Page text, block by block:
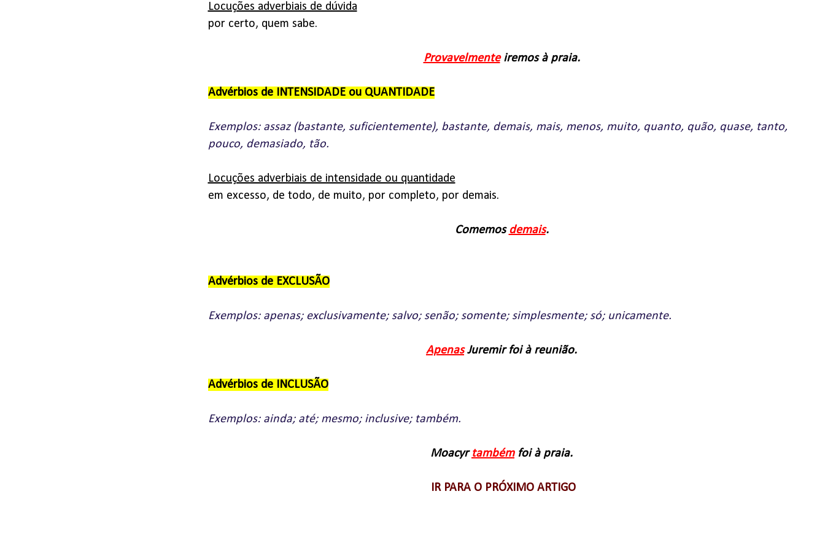
Locuções adverbiais de dúvida
por certo, quem sabe.
Provavelmenteiremos à praia.
Advérbios de INTENSIDADE ou QUANTIDADE
Exemplos: assaz (bastante, suficientemente), bastante, demais, mais, menos, muito, quanto, quão, quase, tanto,
pouco, demasiado, tão.
Locuções adverbiais de intensidade ou quantidade
em excesso, de todo, de muito, por completo, por demais.
Comemos demais.
Advérbios de EXCLUSÃO
Exemplos: apenas; exclusivamente; salvo; senão; somente; simplesmente; só; unicamente.
ApenasJuremir foi à reunião.
Advérbios de INCLUSÃO
Exemplos: ainda; até; mesmo; inclusive; também.
Moacyr tambémfoi à praia.
IR PARA O PRÓXIMO ARTIGO